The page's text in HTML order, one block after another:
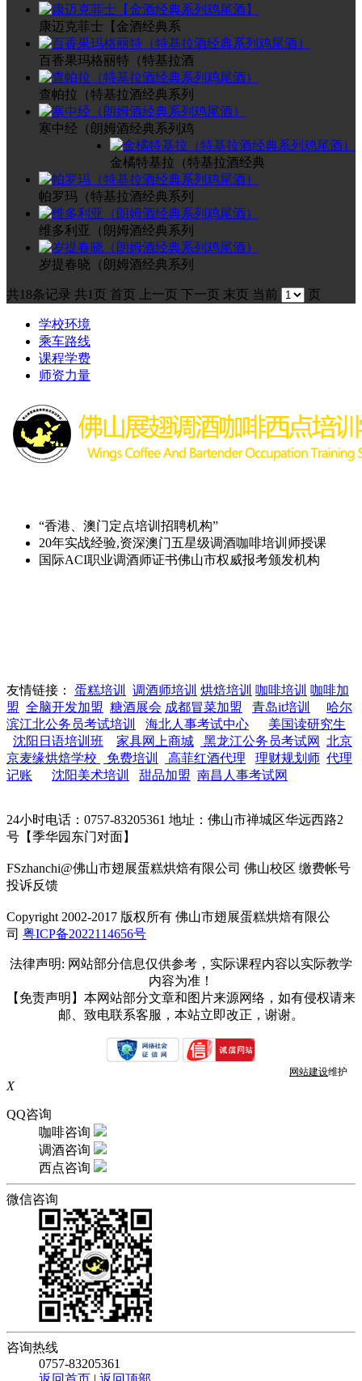
康迈克菲士【金酒经典系
百香果玛格丽特（特基拉酒
查帕拉（特基拉酒经典系列
寒中经（朗姆酒经典系列鸡
金橘特基拉（特基拉酒经典
帕罗玛（特基拉酒经典系列
维多利亚（朗姆酒经典系列
岁提春晓（朗姆酒经典系列
共18条记录 共1页 首页 上一页 下一页 末页 当前 页
学校环境
乘车路线
课程学费
师资力量
“香港、澳门定点培训招聘机构”
20年实战经验,资深澳门五星级调酒咖啡培训师授课
国际ACI职业调酒师证书佛山市权威报考颁发机构
友情链接： 蛋糕培训 调酒师培训 烘焙培训 咖啡培训 咖啡加
盟 全脑开发加盟 糖酒展会 成都冒菜加盟 青岛it培训
哈尔
滨江北公务员考试培训
海北人事考试中心
美国读研究生
沈阳日语培训班
家具网上商城 黑龙江公务员考试网
北京
京麦缘烘焙学校
免费培训 高菲红酒代理 理财规划师 代理
记账
沈阳美术培训 甜品加盟 南昌人事考试网
24小时电话：0757-83205361 地址：佛山市禅城区华远西路2
号【季华园东门对面】
FSzhanchi@佛山市翅展蛋糕烘焙有限公司 佛山校区 缴费帐号
投诉反馈
Copyright 2002-2017 版权所有 佛山市翅展蛋糕烘焙有限公
司 粤ICP备2022114656号
法律声明: 网站部分信息仅供参考，实际课程内容以实际教学
内容为准！
【免责声明】本网站部分文章和图片来源网络，如有侵权请来
邮、致电联系客服，本站立即改正，谢谢。
网站建设维护
X
QQ咨询
咖啡咨询
调酒咨询
西点咨询
微信咨询
咨询热线
0757-83205361